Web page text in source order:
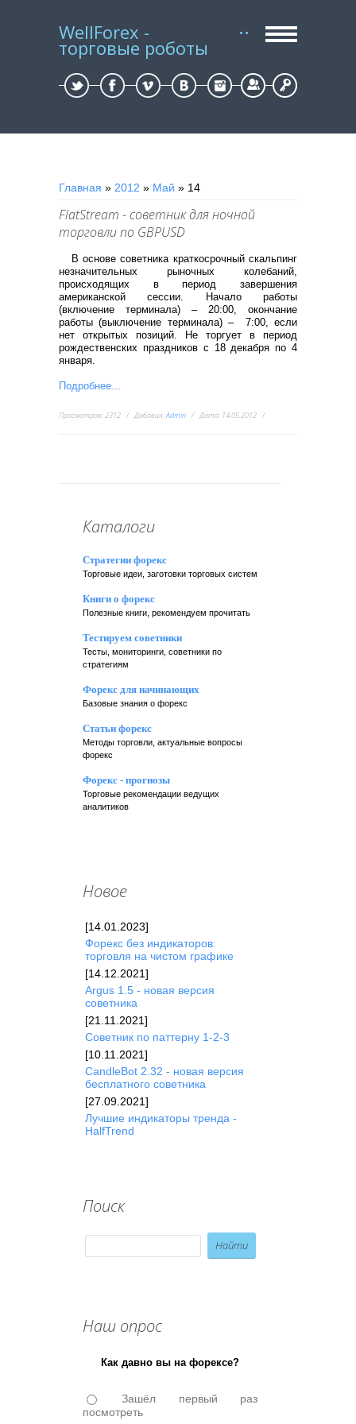
WellForex -
торговые роботы
Регистрация
Главная » 2012 » Май » 14
FlatStream - советник для ночной
торговли по GBPUSD
В основе советника краткосрочный скальпинг
незначительных рыночных колебаний,
происходящих в период завершения
американской сессии. Начало работы
(включение терминала) – 20:00, окончание
работы (выключение терминала) – 7:00, если
нет открытых позиций. Не торгует в период
рождественских праздников с 18 декабря по 4
января.
Подробнее...
Просмотров:2312 Добавил:Admin Дата: 14.05.2012
Каталоги
Стратегии форекс
Торговые идеи, заготовки торговых систем
Книги о форекс
Полезные книги, рекомендуем прочитать
Тестируем советники
Тесты, мониторинги, советники по
стратегиям
Форекс для начинающих
Базовые знания о форекс
Статьи форекс
Методы торговли, актуальные вопросы
форекс
Форекс - прогнозы
Торговые рекомендации ведущих
аналитиков
Новое
[14.01.2023]
Форекc без индикаторов:
торговля на чистом графике
[14.12.2021]
Argus 1.5 - новая версия
советника
[21.11.2021]
Советник по паттерну 1-2-3
[10.11.2021]
CandleBot 2.32 - новая версия
бесплатного советника
[27.09.2021]
Лучшие индикаторы тренда -
HalfTrend
Поиск
Наш опрос
Как давно вы на форексе?
Зашёл первый раз
посмотреть